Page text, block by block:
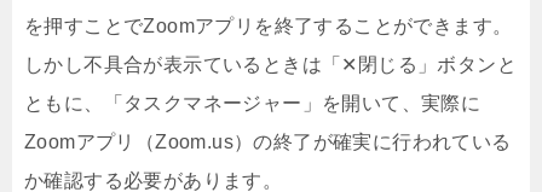
を押すことでZoomアプリを終了することができます。
しかし不具合が表示ているときは「✕閉じる」ボタンと
ともに、「タスクマネージャー」を開いて、実際に
Zoomアプリ（Zoom.us）の終了が確実に行われている
か確認する必要があります。